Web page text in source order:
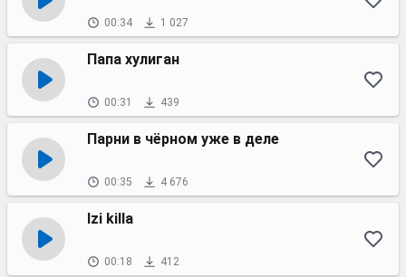
00:34 1 027
Папа хулиган
00:31 439
Парни в чёрном уже в деле
00:35 4 676
Izi killa
00:18 412